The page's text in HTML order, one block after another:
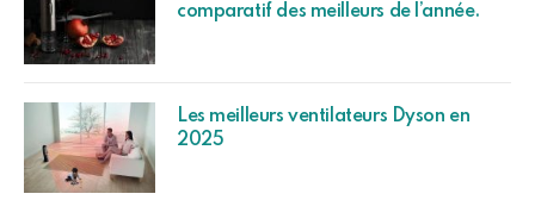
comparatif des meilleurs de l’année.
Les meilleurs ventilateurs Dyson en
2025